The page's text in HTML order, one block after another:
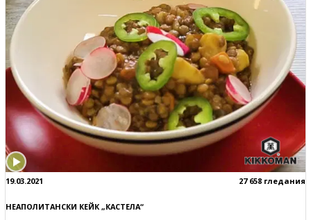
19.03.2021 27 658 гледания
НЕАПОЛИТАНСКИ КЕЙК „КАСТЕЛА“